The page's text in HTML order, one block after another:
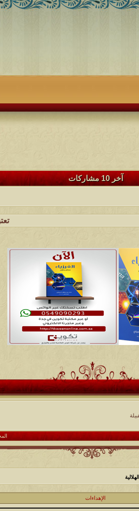
آخر 10 مشاركات
تعتبر شبكة
الإهداءات